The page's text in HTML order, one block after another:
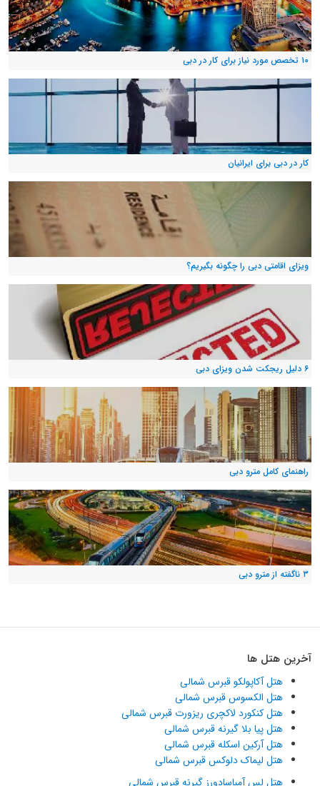
۱۰ تخصص مورد نیاز برای کار در دبی
کار در دبی برای ایرانیان
ویزای اقامتی دبی را چگونه بگیریم؟
۶ دلیل ریجکت شدن ویزای دبی
راهنمای کامل مترو دبی
۳ ناگفته از مترو دبی
آخرین هتل ها
هتل آکاپولکو قبرس شمالی
هتل الکسوس قبرس شمالی
هتل کنکورد لاکچری ریزورت قبرس شمالی
هتل پیا بلا گیرنه قبرس شمالی
هتل آرکین اسکله قبرس شمالی
هتل لیماک دلوکس قبرس شمالی
هتل لس آمباسادورز گیرنه قبرس شمالی